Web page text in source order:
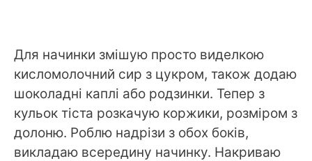
Для начинки змішую просто виделкою
кисломолочний сир з цукром, також додаю
шоколадні каплі або родзинки. Тепер з
кульок тіста розкачую коржики, розміром з
долоню. Роблю надрізи з обох боків,
викладаю всередину начинку. Накриваю